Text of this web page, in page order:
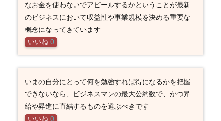
なお金を使わないでアピールするかということが最新
のビジネスにおいて収益性や事業規模を決める重要な
概念になってきています
いいね 0
いまの自分にとって何を勉強すれば得になるかを把握
できないなら、ビジネスマンの最大公約数で、かつ昇
給や昇進に直結するものを選ぶべきです
いいね 0